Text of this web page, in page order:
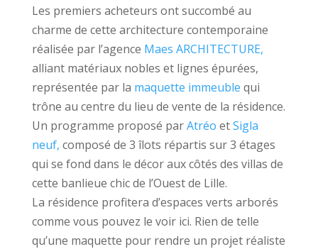
Les premiers acheteurs ont succombé au
charme de cette architecture contemporaine
réalisée par l’agence Maes ARCHITECTURE,
alliant matériaux nobles et lignes épurées,
représentée par la maquette immeuble qui
trône au centre du lieu de vente de la résidence.
Un programme proposé parAtréo etSigla
neuf, composé de 3 îlots répartis sur 3 étages
qui se fond dans le décor aux côtés des villas de
cette banlieue chic de l’Ouest de Lille.
La résidence profitera d’espaces verts arborés
comme vous pouvez le voir ici. Rien de telle
qu’une maquette pour rendre un projet réaliste